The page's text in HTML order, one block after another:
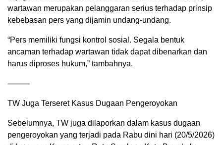
wartawan merupakan pelanggaran serius terhadap prinsip
kebebasan pers yang dijamin undang-undang.
“Pers memiliki fungsi kontrol sosial. Segala bentuk
ancaman terhadap wartawan tidak dapat dibenarkan dan
harus diproses hukum,” tambahnya.
⸻
TW Juga Terseret Kasus Dugaan Pengeroyokan
Sebelumnya, TW juga dilaporkan dalam kasus dugaan
pengeroyokan yang terjadi pada Rabu dini hari (20/5/2026)